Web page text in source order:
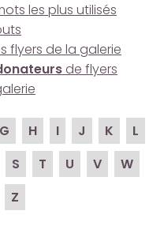
les plus utilisés
flyers de la galerie
de flyers
G H I J K
L
S T U V
W
Z